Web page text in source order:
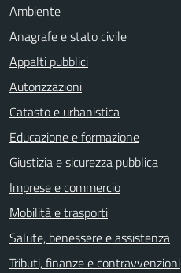
Ambiente
Anagrafe e stato civile
Appalti pubblici
Autorizzazioni
Catasto e urbanistica
Educazione e formazione
Giustizia e sicurezza pubblica
Imprese e commercio
Mobilità e trasporti
Salute, benessere e assistenza
Tributi, finanze e contravvenzioni